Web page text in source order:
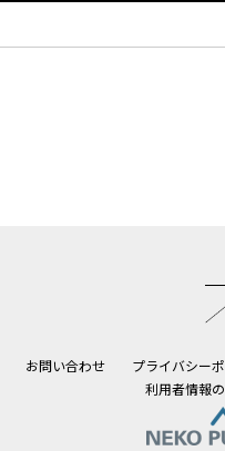
お問い合わせ プライバシー
利用者情報